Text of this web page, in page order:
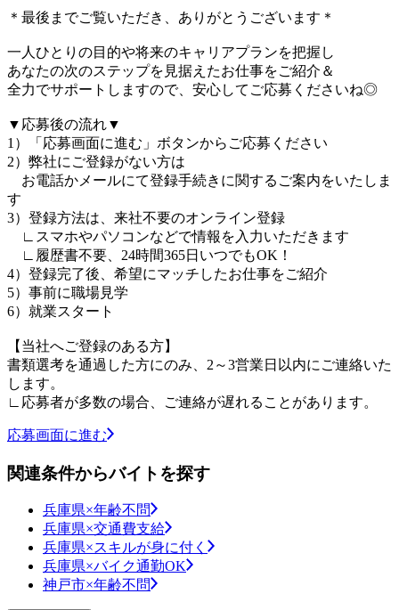
＊最後までご覧いただき、ありがとうございます＊
一人ひとりの目的や将来のキャリアプランを把握し
あなたの次のステップを見据えたお仕事をご紹介＆
全力でサポートしますので、安心してご応募くださいね◎
▼応募後の流れ▼
1）「応募画面に進む」ボタンからご応募ください
2）弊社にご登録がない方は
お電話かメールにて登録手続きに関するご案内をいたしま
す
3）登録方法は、来社不要のオンライン登録
∟スマホやパソコンなどで情報を入力いただきます
∟履歴書不要、24時間365日いつでもOK！
4）登録完了後、希望にマッチしたお仕事をご紹介
5）事前に職場見学
6）就業スタート
【当社へご登録のある方】
書類選考を通過した方にのみ、2～3営業日以内にご連絡いた
します。
∟応募者が多数の場合、ご連絡が遅れることがあります。
応募画面に進む
関連条件からバイトを探す
兵庫県×年齢不問
兵庫県×交通費支給
兵庫県×スキルが身に付く
兵庫県×バイク通勤OK
神戸市×年齢不問